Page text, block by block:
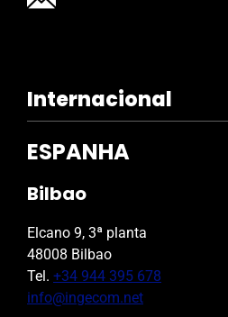
Internacional
ESPANHA
Bilbao
Elcano 9, 3ª planta
48008 Bilbao
Tel. +34 944 395 678
info@ingecom.net